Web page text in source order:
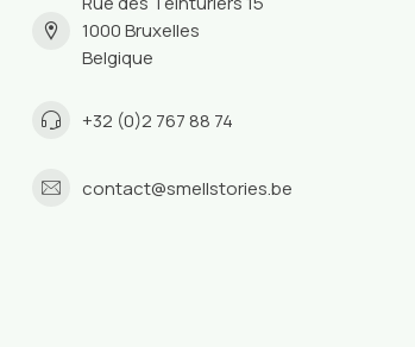
1000 Bruxelles
Belgique
+32 (0)2 767 88 74
contact@smellstories.be